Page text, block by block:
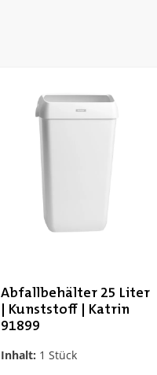
Abfallbehälter 25 Liter
| Kunststoff | Katrin
91899
Inhalt: 1 Stück